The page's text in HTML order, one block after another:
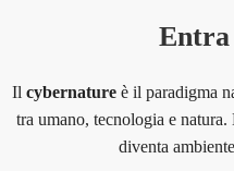
Entra
Il cybernatureè il paradigma
tra umano, tecnologia e
diventa